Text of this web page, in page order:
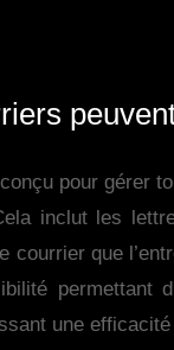
pour gérer
inclut les
courrier que
permettant
une